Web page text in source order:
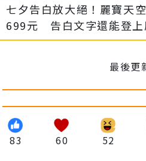
七夕告白放大絕！麗寶天
699元 告白文字還能登上
最後
83 60 52